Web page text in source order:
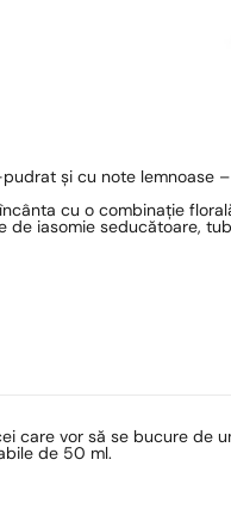
și cu note lemnoase
cu o combinație
de iasomie seducătoare,
care vor să se bucure
de 50 ml.